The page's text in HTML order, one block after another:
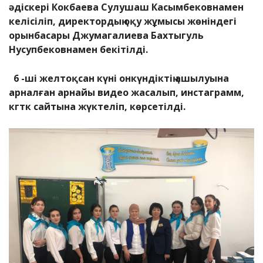
әдіскері Кокбаева Сулушаш Касымбековнамен
келісіліп, директордың оқу жұмысы жөніндегі
орынбасары Джумагалиева Бахтыгуль
Нусупбековнамен бекітілді.
6 -ші желтоқсан күні онкүндіктің ашылуына
арналған арнайы видео жасалып, инстаграмм,
кгтк сайтына жүктеліп, көрсетілді.